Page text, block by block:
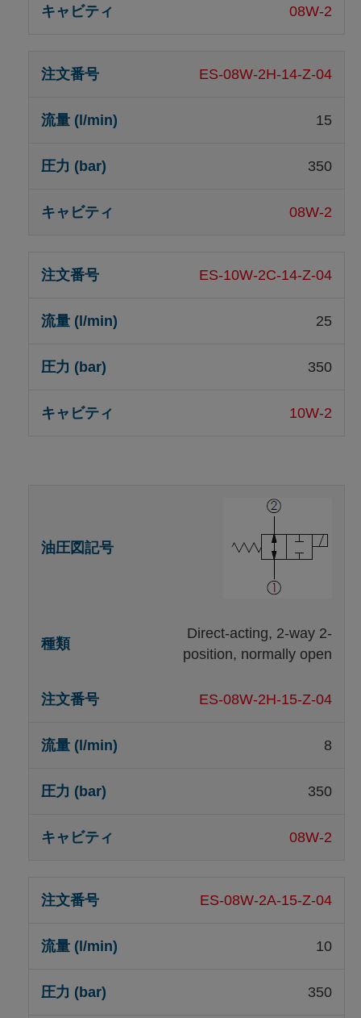
08W-2
ES-08W-2H-14-Z-04
15
350
08W-2
ES-10W-2C-14-Z-04
25
350
10W-2
Direct-acting, 2-way 2-
position, normally open
ES-08W-2H-15-Z-04
8
350
08W-2
ES-08W-2A-15-Z-04
10
350